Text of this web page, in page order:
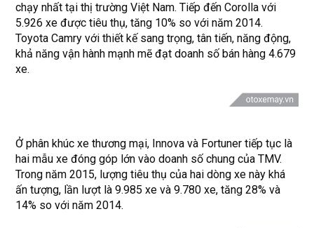
chạy nhất tại thị trường Việt Nam. Tiếp đến Corolla với
5.926 xe được tiêu thụ, tăng 10% so với năm 2014.
Toyota Camry với thiết kế sang trọng, tân tiến, năng động,
khả năng vận hành mạnh mẽ đạt doanh số bán hàng 4.679
xe.
Ở phân khúc xe thương mại, Innova và Fortuner tiếp tục là
hai mẫu xe đóng góp lớn vào doanh số chung của TMV.
Trong năm 2015, lượng tiêu thụ của hai dòng xe này khá
ấn tượng, lần lượt là 9.985 xe và 9.780 xe, tăng 28% và
14% so với năm 2014.